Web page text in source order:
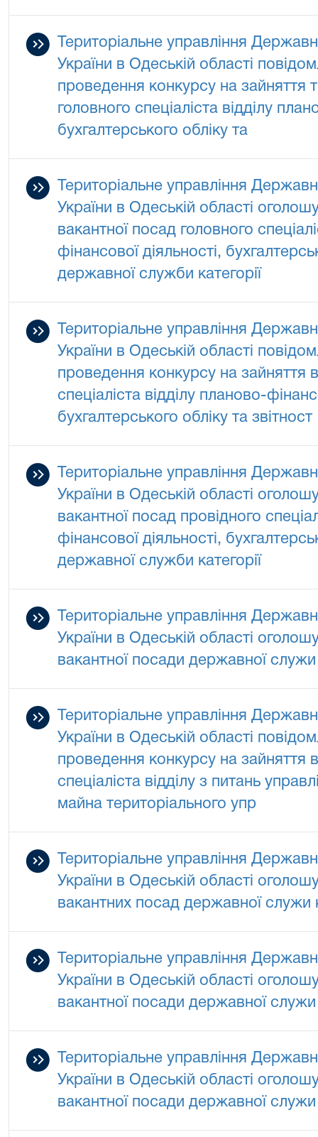
Територіальне управління
України в Одеській області
проведення конкурсу на зайняття
головного спеціаліста відділу
бухгалтерського обліку та
Територіальне управління
України в Одеській області
вакантної посад головного
фінансової діяльності,
державної служби категорії
Територіальне управління
України в Одеській області
проведення конкурсу на зайняття
спеціаліста відділу планово-
бухгалтерського обліку та звітност
Територіальне управління
України в Одеській області
вакантної посад провідного
фінансової діяльності,
державної служби категорії
Територіальне управління
України в Одеській області
вакантної посади державної служи
Територіальне управління
України в Одеській області
проведення конкурсу на зайняття
спеціаліста відділу з питань
майна територіального упр
Територіальне управління
України в Одеській області
вакантних посад державної служи
Територіальне управління
України в Одеській області
вакантної посади державної служи
Територіальне управління
України в Одеській області
вакантної посади державної служи